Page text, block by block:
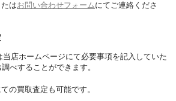
はお問い合わせフォーム にてご連絡くださ
当店ホームページにて必要事項を記入していた
べすることができます。
の買取査定も可能です。